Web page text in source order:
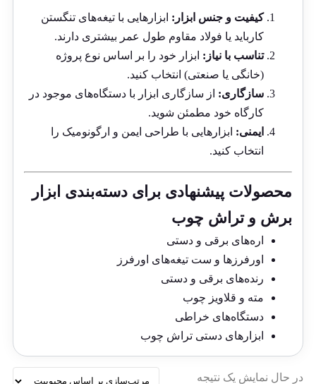
کیفیت و جنس ابزار: ابزارهایی با تیغه‌های تنگستن
کارباید یا فولاد مقاوم طول عمر بیشتری دارند.
تناسب با نیاز: ابزار خود را بر اساس نوع پروژه
(خانگی یا صنعتی) انتخاب کنید.
سازگاری: از سازگاری ابزار با دستگاه‌های موجود در
کارگاه خود مطمئن شوید.
ایمنی: ابزارهایی با طراحی ایمن و ارگونومیک را
انتخاب کنید.
محصولات پیشنهادی برای دسته‌بندی ابزار
برش و تراش چوب
اره‌های برقی و دستی
اورفرزها و ست تیغه‌های اورفرز
رنده‌های برقی و دستی
مته و قلاویز چوب
دستگاه‌های خراطی
ابزارهای دستی تراش چوب
در حال نمایش یک نتیجه